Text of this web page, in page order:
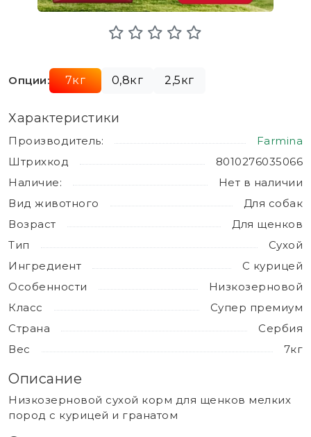
Опции: 7кг 0,8кг 2,5кг
Характеристики
Производитель:
Farmina
Штрихкод
8010276035066
Наличие:
Нет в наличии
Вид животного
Для собак
Возраст
Для щенков
Тип
Сухой
Ингредиент
С курицей
Особенности
Низкозерновой
Класс
Супер премиум
Страна
Сербия
Вес
7кг
Описание
Низкозерновой сухой корм для щенков мелких
пород с курицей и гранатом